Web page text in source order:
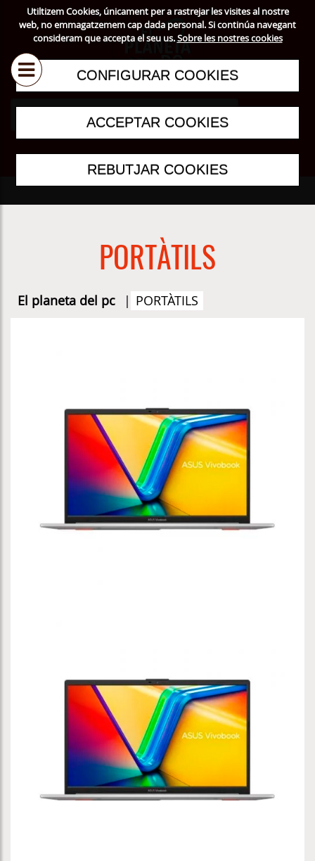
Utiltizem Cookies, únicament per a rastrejar les visites al nostre
web, no emmagatzemem cap dada personal. Si continúa navegant
consideram que accepta el seu us.Sobre les nostres cookies
CONFIGURAR COOKIES
ACCEPTAR COOKIES
REBUTJAR COOKIES
PORTÀTILS
El planeta del pc | PORTÀTILS